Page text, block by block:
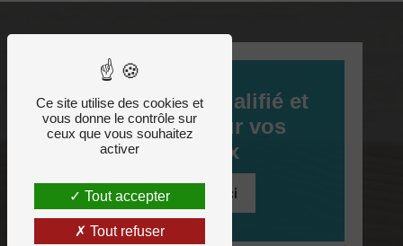
Un artisan qualifié et
certifié pour vos
travaux
Cliquez ici
Ce site utilise des cookies et
vous donne le contrôle sur
ceux que vous souhaitez
activer
Tout accepter
Tout refuser